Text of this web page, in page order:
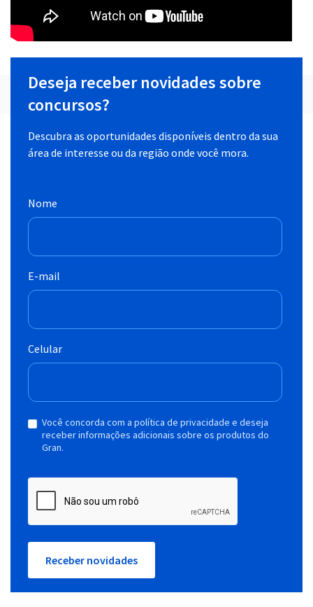
Deseja receber novidades sobre
concursos?
Descubra as oportunidades disponíveis dentro da sua
área de interesse ou da região onde você mora.
Nome
E-mail
Celular
Você concorda com a política de privacidade e deseja
receber informações adicionais sobre os produtos do
Gran.
Receber novidades